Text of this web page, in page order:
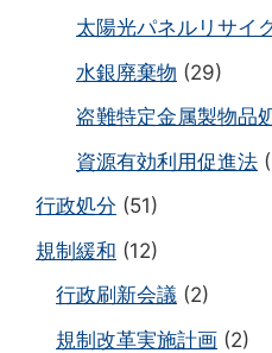
太陽光パネルリサイ
水銀廃棄物 (29)
盗難特定金属製物品
資源有効利用促進法
行政処分 (51)
規制緩和 (12)
行政刷新会議 (2)
規制改革実施計画 (2)